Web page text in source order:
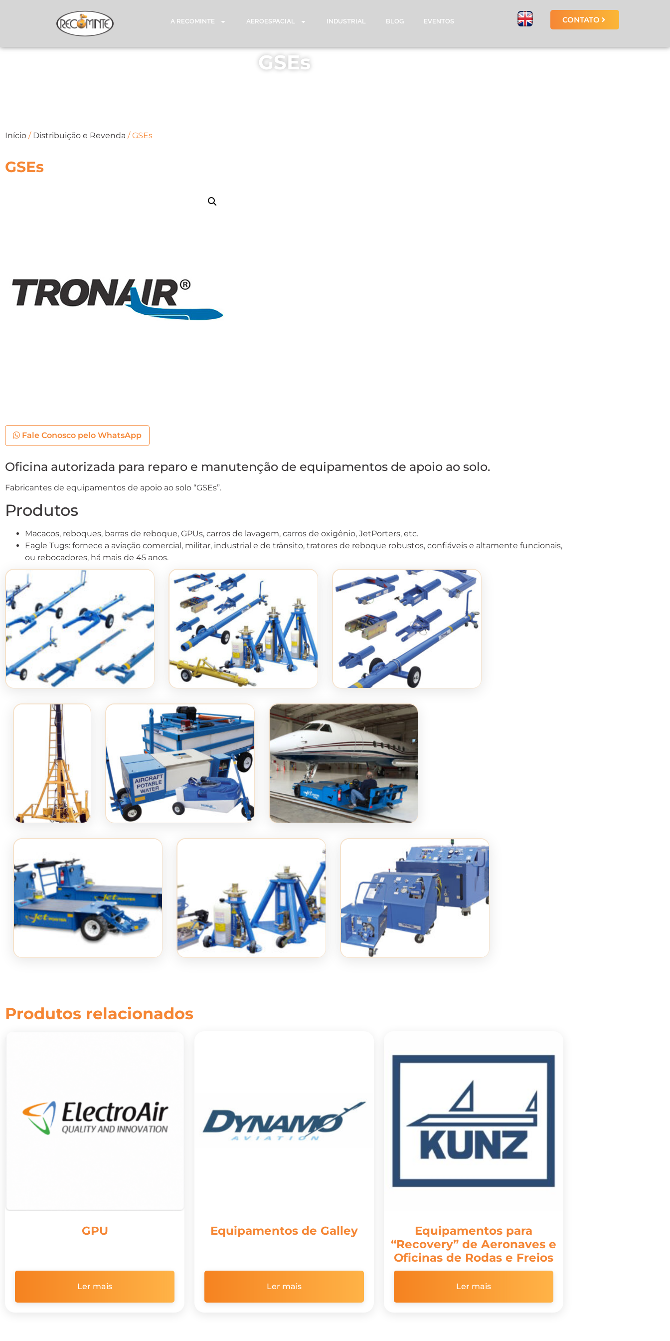
A RECOMINTE AEROESPACIAL INDUSTRIAL BLOG EVENTOS CONTATO
GSEs
Início / Distribuição e Revenda / GSEs
GSEs
Fale Conosco pelo WhatsApp
Oficina autorizada para reparo e manutenção de equipamentos de apoio ao solo.
Fabricantes de equipamentos de apoio ao solo “GSEs”.
Produtos
Macacos, reboques, barras de reboque, GPUs, carros de lavagem, carros de oxigênio, JetPorters, etc.
Eagle Tugs: fornece a aviação comercial, militar, industrial e de trânsito, tratores de reboque robustos, confiáveis ​​e altamente funcionais,
ou rebocadores, há mais de 45 anos.
Produtos relacionados
GPU
Ler mais
Equipamentos de Galley
Ler mais
Equipamentos para
“Recovery” de Aeronaves e
Oficinas de Rodas e Freios
Ler mais